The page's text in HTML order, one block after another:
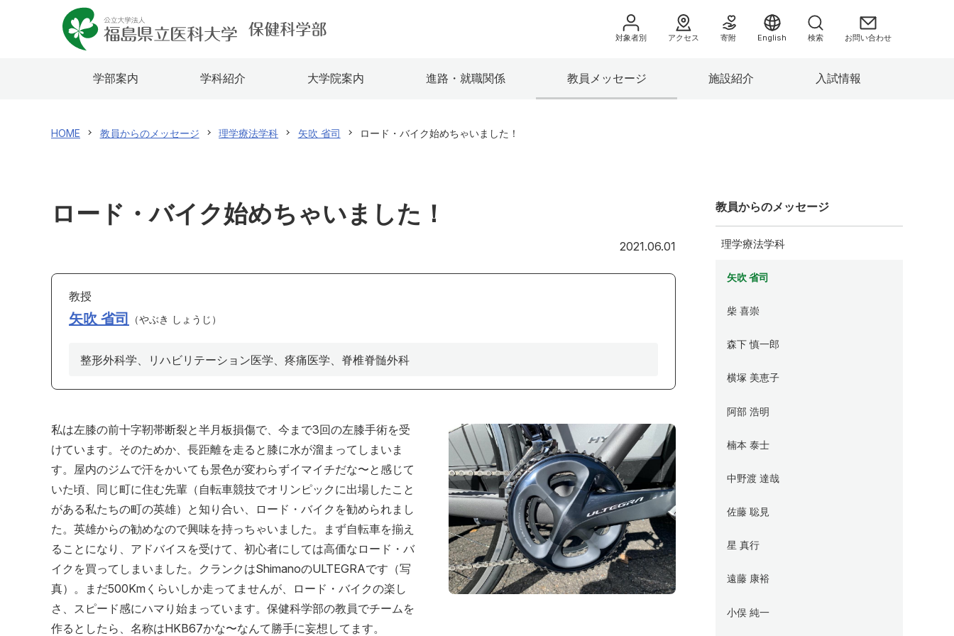
学部案内 学科紹介 大学院案内 進路・就職関係 教員メッセージ 施設紹介 入試情報
対象者別
来院の方（診療）へ
アクセス 寄附 English お問い合わせ
検索
HOME 教員からのメッセージ 理学療法学科 矢吹 省司 ロード・バイク始めちゃいました！
ロード・バイク始めちゃいました！
2021.06.01 2021年6月1日
教授
矢吹 省司 やぶき しょうじ
整形外科学、リハビリテーション医学、疼痛医学、脊椎脊髄外科
私は左膝の前十字靭帯断裂と半月板損傷で、今まで3回の左膝手術を受
けています。そのためか、長距離を走ると膝に水が溜まってしまいま
す。屋内のジムで汗をかいても景色が変わらずイマイチだな〜と感じて
いた頃、同じ町に住む先輩（自転車競技でオリンピックに出場したこと
がある私たちの町の英雄）と知り合い、ロード・バイクを勧められまし
た。英雄からの勧めなので興味を持っちゃいました。まず自転車を揃え
ることになり、アドバイスを受けて、初心者にしては高価なロード・バ
イクを買ってしまいました。クランクはShimanoのULTEGRAです（写
真）。まだ500Kmくらいしか走ってませんが、ロード・バイクの楽し
さ、スピード感にハマり始まっています。保健科学部の教員でチームを
作るとしたら、名称はHKB67かな〜なんて勝手に妄想してます。
教員からのメッセージ
理学療法学科
矢吹 省司
柴 喜崇
森下 慎一郎
横塚 美恵子
阿部 浩明
楠本 泰士
中野渡 達哉
佐藤 聡見
星 真行
遠藤 康裕
小俣 純一